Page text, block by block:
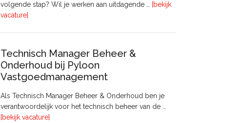
volgende stap? Wil je werken aan uitdagende …
[bekijk
vacature]
Technisch Manager Beheer &
Onderhoud bij Pyloon
Vastgoedmanagement
Als Technisch Manager Beheer & Onderhoud ben je
verantwoordelijk voor het technisch beheer van de …
[bekijk vacature]